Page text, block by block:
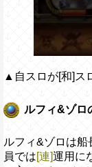
▲自スロが[和]ス
ルフィ&ゾロ
ルフィ&ゾロは船
員では[連]運用に